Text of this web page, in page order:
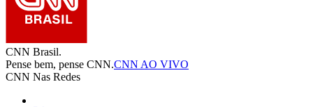
CNN Brasil.
Pense bem, pense CNN.CNN AO VIVO
CNN Nas Redes